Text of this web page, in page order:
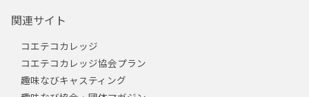
関連サイト
コエテコカレッジ
コエテコカレッジ協会プラン
趣味なびキャスティング